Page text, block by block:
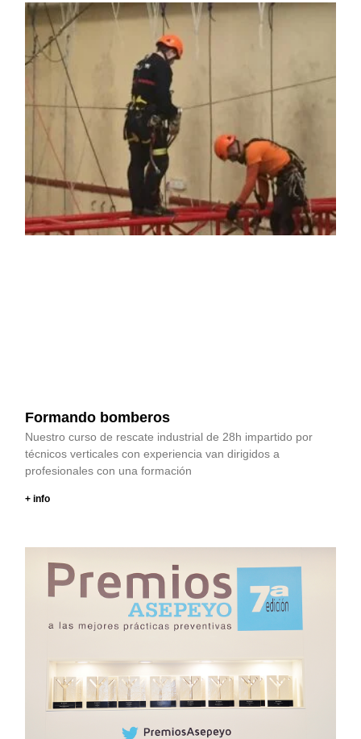
Formando bomberos
Nuestro curso de rescate industrial de 28h impartido por
técnicos verticales con experiencia van dirigidos a
profesionales con una formación
+ info